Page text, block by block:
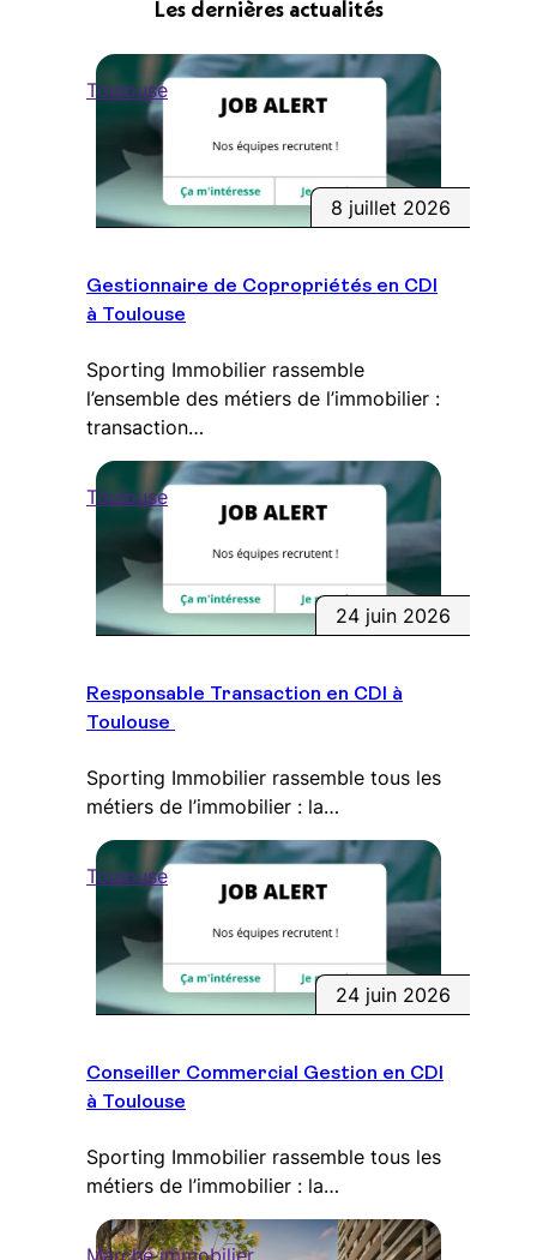
Les dernières actualités
Toulouse
8 juillet 2026
Gestionnaire de Copropriétés en CDI
à Toulouse
Sporting Immobilier rassemble
l’ensemble des métiers de l’immobilier :
transaction…
Toulouse
24 juin 2026
Responsable Transaction en CDI à
Toulouse
Sporting Immobilier rassemble tous les
métiers de l’immobilier : la…
Toulouse
24 juin 2026
Conseiller Commercial Gestion en CDI
à Toulouse
Sporting Immobilier rassemble tous les
métiers de l’immobilier : la…